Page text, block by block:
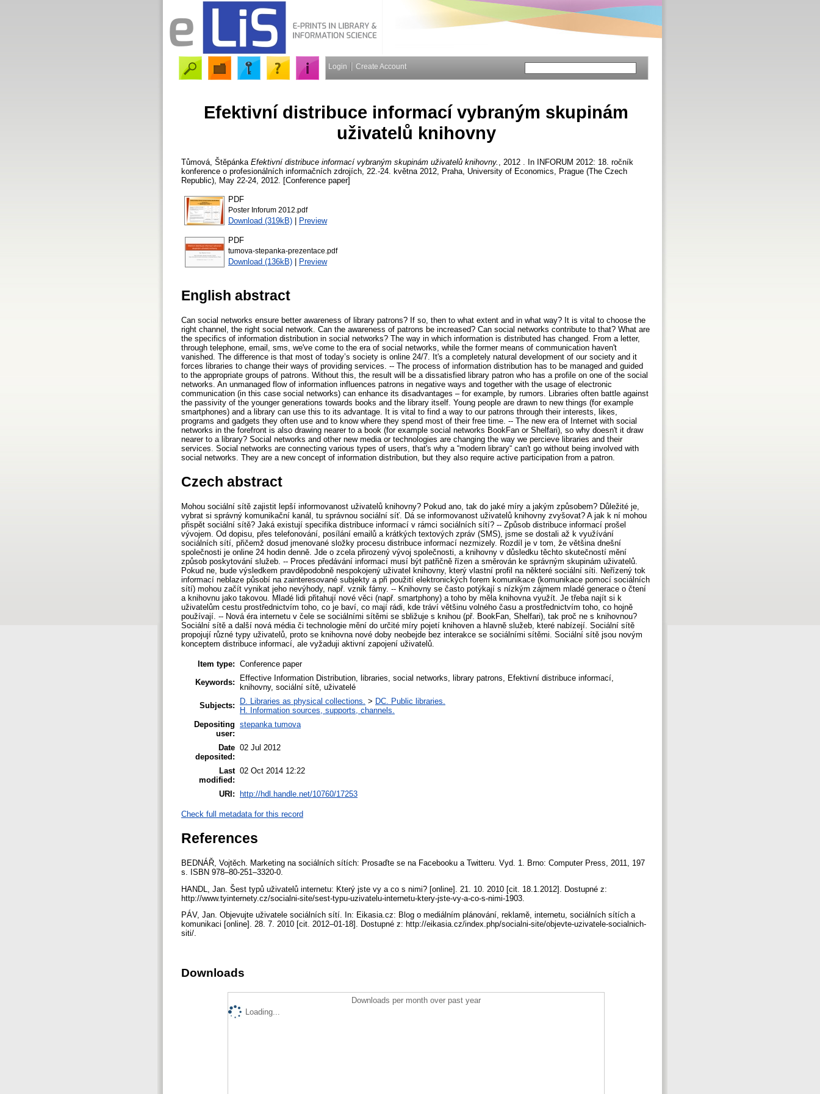
Login Create Account
Efektivní distribuce informací vybraným skupinám
uživatelů knihovny
Tůmová, Štěpánka Efektivní distribuce informací vybraným skupinám uživatelů knihovny.
, 2012 . In INFORUM 2012: 18. ročník
konference o profesionálních informačních zdrojích, 22.-24. května 2012, Praha, University of Economics, Prague (The Czech
Republic), May 22-24, 2012. [Conference paper]
PDF
Poster Inforum 2012.pdf
Download (319kB) | Preview
PDF
tumova-stepanka-prezentace.pdf
Download (136kB) | Preview
English abstract
Can social networks ensure better awareness of library patrons? If so, then to what extent and in what way? It is vital to choose the
right channel, the right social network. Can the awareness of patrons be increased? Can social networks contribute to that? What are
the specifics of information distribution in social networks? The way in which information is distributed has changed. From a letter,
through telephone, email, sms, we've come to the era of social networks, while the former means of communication haven't
vanished. The difference is that most of today’s society is online 24/7. It's a completely natural development of our society and it
forces libraries to change their ways of providing services. -- The process of information distribution has to be managed and guided
to the appropriate groups of patrons. Without this, the result will be a dissatisfied library patron who has a profile on one of the social
networks. An unmanaged flow of information influences patrons in negative ways and together with the usage of electronic
communication (in this case social networks) can enhance its disadvantages – for example, by rumors. Libraries often battle against
the passivity of the younger generations towards books and the library itself. Young people are drawn to new things (for example
smartphones) and a library can use this to its advantage. It is vital to find a way to our patrons through their interests, likes,
programs and gadgets they often use and to know where they spend most of their free time. -- The new era of Internet with social
networks in the forefront is also drawing nearer to a book (for example social networks BookFan or Shelfari), so why doesn't it draw
nearer to a library? Social networks and other new media or technologies are changing the way we percieve libraries and their
services. Social networks are connecting various types of users, that's why a “modern library“ can't go without being involved with
social networks. They are a new concept of information distribution, but they also require active participation from a patron.
Czech abstract
Mohou sociální sítě zajistit lepší informovanost uživatelů knihovny? Pokud ano, tak do jaké míry a jakým způsobem? Důležité je,
vybrat si správný komunikační kanál, tu správnou sociální síť. Dá se informovanost uživatelů knihovny zvyšovat? A jak k ní mohou
přispět sociální sítě? Jaká existují specifika distribuce informací v rámci sociálních sítí? -- Způsob distribuce informací prošel
vývojem. Od dopisu, přes telefonování, posílání emailů a krátkých textových zpráv (SMS), jsme se dostali až k využívání
sociálních sítí, přičemž dosud jmenované složky procesu distribuce informací nezmizely. Rozdíl je v tom, že většina dnešní
společnosti je online 24 hodin denně. Jde o zcela přirozený vývoj společnosti, a knihovny v důsledku těchto skutečností mění
způsob poskytování služeb. -- Proces předávání informací musí být patřičně řízen a směrován ke správným skupinám uživatelů.
Pokud ne, bude výsledkem pravděpodobně nespokojený uživatel knihovny, který vlastní profil na některé sociální síti. Neřízený tok
informací neblaze působí na zainteresované subjekty a při použití elektronických forem komunikace (komunikace pomocí sociálních
sítí) mohou začít vynikat jeho nevýhody, např. vznik fámy. -- Knihovny se často potýkají s nízkým zájmem mladé generace o čtení
a knihovnu jako takovou. Mladé lidi přitahují nové věci (např. smartphony) a toho by měla knihovna využít. Je třeba najít si k
uživatelům cestu prostřednictvím toho, co je baví, co mají rádi, kde tráví většinu volného času a prostřednictvím toho, co hojně
používají. -- Nová éra internetu v čele se sociálními sítěmi se sbližuje s knihou (př. BookFan, Shelfari), tak proč ne s knihovnou?
Sociální sítě a další nová média či technologie mění do určité míry pojetí knihoven a hlavně služeb, které nabízejí. Sociální sítě
propojují různé typy uživatelů, proto se knihovna nové doby neobejde bez interakce se sociálními sítěmi. Sociální sítě jsou novým
konceptem distribuce informací, ale vyžaduji aktivní zapojení uživatelů.
Item type: Conference paper
Keywords:
Effective Information Distribution, libraries, social networks, library patrons, Efektivní distribuce informací,
knihovny, sociální sítě, uživatelé
Subjects:
D. Libraries as physical collections. > DC. Public libraries.
H. Information sources, supports, channels.
Depositing
user:
stepanka tumova
Date
deposited:
02 Jul 2012
Last
modified:
02 Oct 2014 12:22
URI: http://hdl.handle.net/10760/17253
Check full metadata for this record
References
BEDNÁŘ, Vojtěch. Marketing na sociálních sítích: Prosaďte se na Facebooku a Twitteru. Vyd. 1. Brno: Computer Press, 2011, 197
s. ISBN 978–80-251–3320-0.
HANDL, Jan. Šest typů uživatelů internetu: Který jste vy a co s nimi? [online]. 21. 10. 2010 [cit. 18.1.2012]. Dostupné z:
http://www.tyinternety.cz/socialni-site/sest-typu-uzivatelu-internetu-ktery-jste-vy-a-co-s-nimi-1903.
PÁV, Jan. Objevujte uživatele sociálních sítí. In: Eikasia.cz: Blog o mediálním plánování, reklamě, internetu, sociálních sítích a
komunikaci [online]. 28. 7. 2010 [cit. 2012–01-18]. Dostupné z: http://eikasia.cz/index.php/socialni-site/objevte-uzivatele-socialnich-
siti/.
Downloads
Downloads per month over past year
Loading...